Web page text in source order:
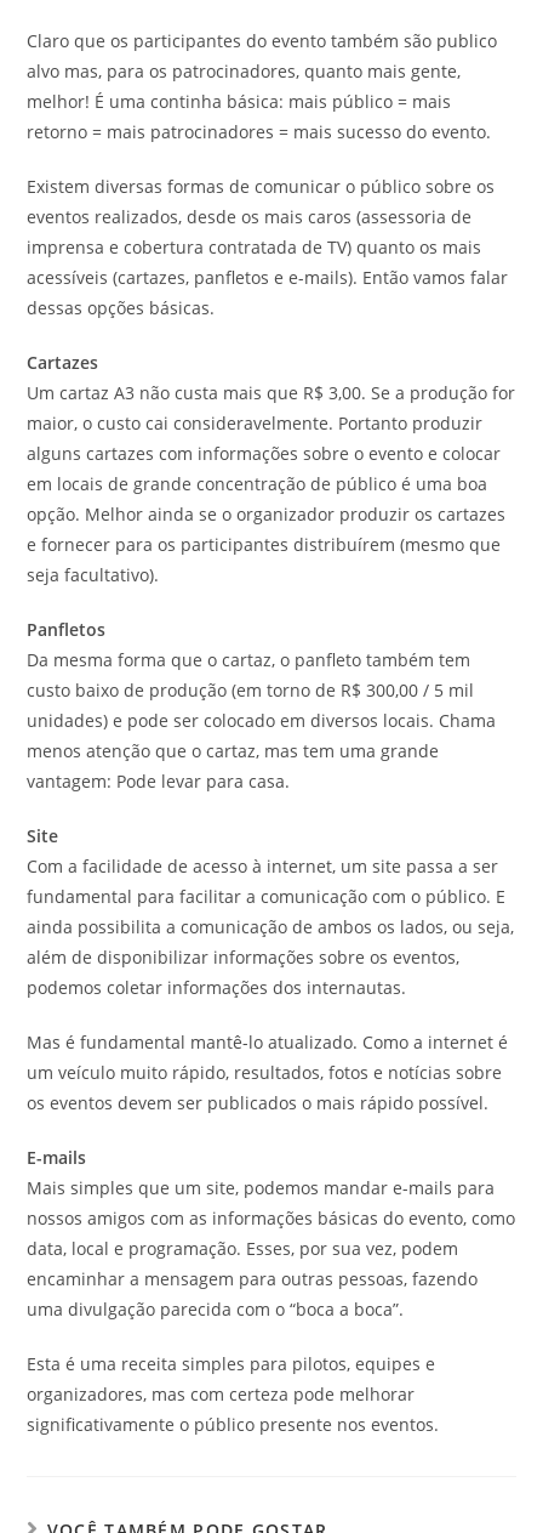
Claro que os participantes do evento também são publico
alvo mas, para os patrocinadores, quanto mais gente,
melhor! É uma continha básica: mais público = mais
retorno = mais patrocinadores = mais sucesso do evento.
Existem diversas formas de comunicar o público sobre os
eventos realizados, desde os mais caros (assessoria de
imprensa e cobertura contratada de TV) quanto os mais
acessíveis (cartazes, panfletos e e-mails). Então vamos falar
dessas opções básicas.
Cartazes
Um cartaz A3 não custa mais que R$ 3,00. Se a produção for
maior, o custo cai consideravelmente. Portanto produzir
alguns cartazes com informações sobre o evento e colocar
em locais de grande concentração de público é uma boa
opção. Melhor ainda se o organizador produzir os cartazes
e fornecer para os participantes distribuírem (mesmo que
seja facultativo).
Panfletos
Da mesma forma que o cartaz, o panfleto também tem
custo baixo de produção (em torno de R$ 300,00 / 5 mil
unidades) e pode ser colocado em diversos locais. Chama
menos atenção que o cartaz, mas tem uma grande
vantagem: Pode levar para casa.
Site
Com a facilidade de acesso à internet, um site passa a ser
fundamental para facilitar a comunicação com o público. E
ainda possibilita a comunicação de ambos os lados, ou seja,
além de disponibilizar informações sobre os eventos,
podemos coletar informações dos internautas.
Mas é fundamental mantê-lo atualizado. Como a internet é
um veículo muito rápido, resultados, fotos e notícias sobre
os eventos devem ser publicados o mais rápido possível.
E-mails
Mais simples que um site, podemos mandar e-mails para
nossos amigos com as informações básicas do evento, como
data, local e programação. Esses, por sua vez, podem
encaminhar a mensagem para outras pessoas, fazendo
uma divulgação parecida com o “boca a boca”.
Esta é uma receita simples para pilotos, equipes e
organizadores, mas com certeza pode melhorar
significativamente o público presente nos eventos.